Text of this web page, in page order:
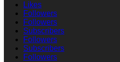
Likes
Followers
Followers
Subscribers
Followers
Subscribers
Followers